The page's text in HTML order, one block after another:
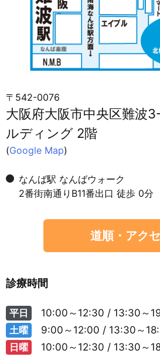
〒542-0076
大阪府大阪市中央区難波
ルディング 2階
(Google Map)
なんば駅 なんばウォーク
2番街南通りB11番出口 徒歩 0分
道順・アク
診療時間
平日
10:00～12:30 / 13:30～
土曜
9:00～12:00 / 13:30～
日曜
10:00～12:30 / 13:30～